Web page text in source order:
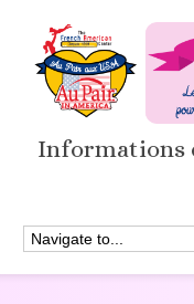
Informations